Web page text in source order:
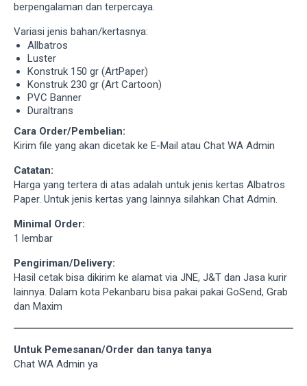
berpengalaman dan terpercaya.
Variasi jenis bahan/kertasnya:
Allbatros
Luster
Konstruk 150 gr (ArtPaper)
Konstruk 230 gr (Art Cartoon)
PVC Banner
Duraltrans
Cara Order/Pembelian:
Kirim file yang akan dicetak ke E-Mail atau Chat WA Admin
Catatan:
Harga yang tertera di atas adalah untuk jenis kertas Albatros
Paper. Untuk jenis kertas yang lainnya silahkan Chat Admin.
Minimal Order:
1 lembar
Pengiriman/Delivery:
Hasil cetak bisa dikirim ke alamat via JNE, J&T dan Jasa kurir
lainnya. Dalam kota Pekanbaru bisa pakai pakai GoSend, Grab
dan Maxim
Untuk Pemesanan/Order dan tanya tanya
Chat WA Admin ya